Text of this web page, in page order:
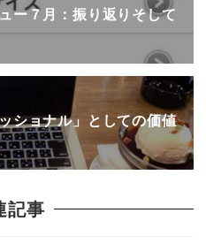
ー７月：振り返りそして
ショナル」としての価値
記事